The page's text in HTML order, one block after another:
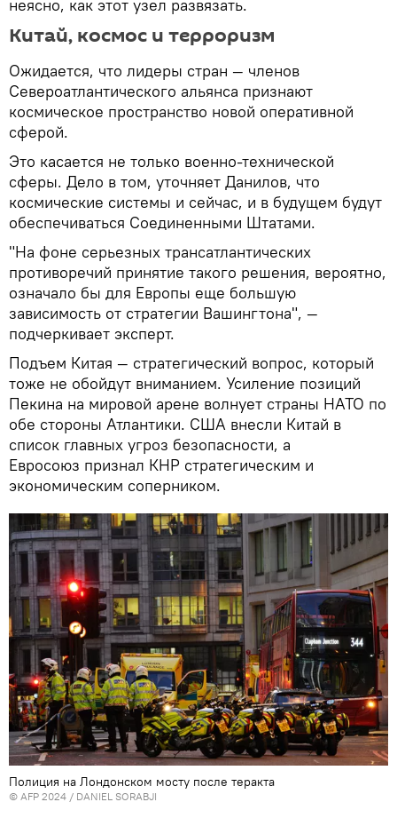
неясно, как этот узел развязать.
Китай, космос и терроризм
Ожидается, что лидеры стран — членов
Североатлантического альянса признают
космическое пространство новой оперативной
сферой.
Это касается не только военно-технической
сферы. Дело в том, уточняет Данилов, что
космические системы и сейчас, и в будущем будут
обеспечиваться Соединенными Штатами.
"На фоне серьезных трансатлантических
противоречий принятие такого решения, вероятно,
означало бы для Европы еще большую
зависимость от стратегии Вашингтона", —
подчеркивает эксперт.
Подъем Китая — стратегический вопрос, который
тоже не обойдут вниманием. Усиление позиций
Пекина на мировой арене волнует страны НАТО по
обе стороны Атлантики. США внесли Китай в
список главных угроз безопасности, а
Евросоюз признал КНР стратегическим и
экономическим соперником.
Полиция на Лондонском мосту после теракта
© AFP 2024 / DANIEL SORABJI